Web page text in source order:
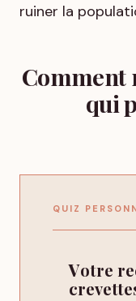
ruiner la
Comment
qui
QUIZ
Votre recommandation sur